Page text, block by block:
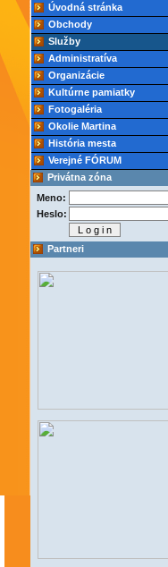
Úvodná stránka
Obchody
Služby
Administratíva
Organizácie
Kultúrne pamiatky
Fotogaléria
Okolie Martina
História mesta
Verejné FÓRUM
Privátna zóna
Meno:
Heslo:
Partneri